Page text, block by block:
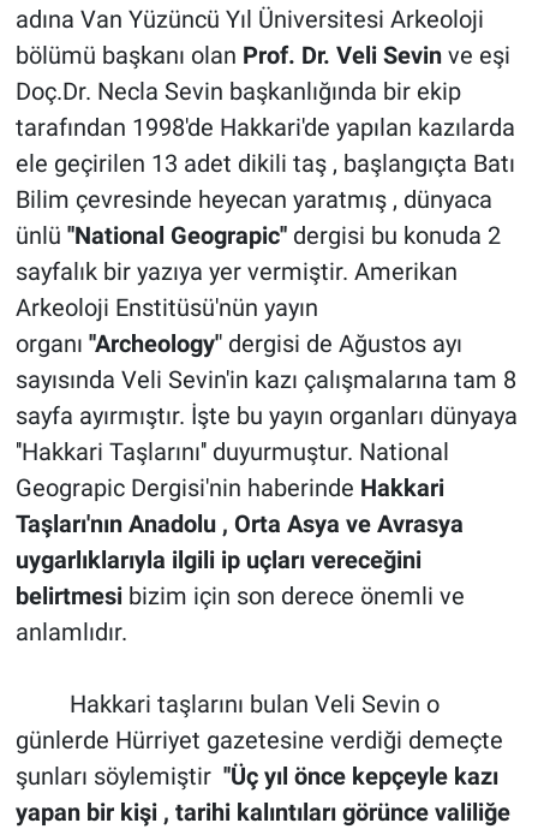
adına Van Yüzüncü Yıl Üniversitesi Arkeoloji
bölümü başkanı olan Prof. Dr. Veli Sevinve eşi
Doç.Dr. Necla Sevin başkanlığında bir ekip
tarafından 1998'de Hakkari'de yapılan kazılarda
ele geçirilen 13 adet dikili taş , başlangıçta Batı
Bilim çevresinde heyecan yaratmış , dünyaca
ünlü ''National Geograpic''dergisi bu konuda 2
sayfalık bir yazıya yer vermiştir. Amerikan
Arkeoloji Enstitüsü'nün yayın
organı ''Archeology'' dergisi de Ağustos ayı
sayısında Veli Sevin'in kazı çalışmalarına tam 8
sayfa ayırmıştır. İşte bu yayın organları dünyaya
''Hakkari Taşlarını'' duyurmuştur. National
Geograpic Dergisi'nin haberinde Hakkari
Taşları'nın Anadolu , Orta Asya ve Avrasya
uygarlıklarıyla ilgili ip uçları vereceğini
belirtmesibizim için son derece önemli ve
anlamlıdır.
Hakkari taşlarını bulan Veli Sevin o
günlerde Hürriyet gazetesine verdiği demeçte
şunları söylemiştir ''Üç yıl önce kepçeyle kazı
yapan bir kişi , tarihi kalıntıları görünce valiliğe